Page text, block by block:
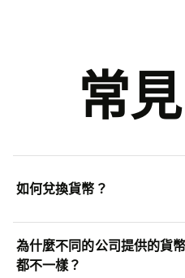
常
如何兌換貨幣？
為什麼不同的公司提供的貨
都不一樣？